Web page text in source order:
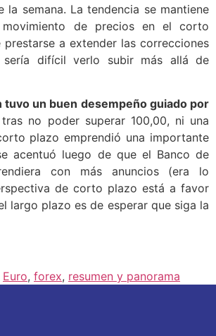
la semana. La tendencia se mantiene
de precios en el corto
prestarse a extender las correcciones
sería difícil verlo subir más allá de
tuvo un buen desempeño guiado por
no poder superar 100,00, ni una
plazo emprendió una importante
acentuó luego de que el Banco de
con más anuncios (era lo
de corto plazo está a favor
largo plazo es de esperar que siga la
Euro, forex, resumen y panorama